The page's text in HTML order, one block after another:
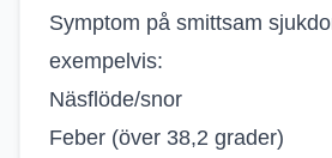
Symptom på smittsam
exempelvis:
Näsflöde/snor
Feber (över 38,2 grader)